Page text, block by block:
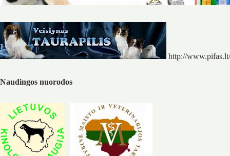
http://
Naudingos nuorodos